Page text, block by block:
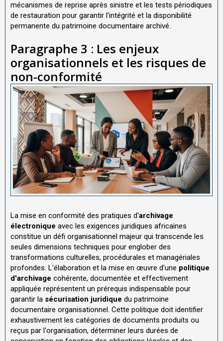
mécanismes de reprise après sinistre et les tests périodiques
de restauration pour garantir l'intégrité et la disponibilité
permanente du patrimoine documentaire archivé.
Paragraphe 3 : Les enjeux
organisationnels et les risques de
non-conformité
La mise en conformité des pratiques d'archivage
électronique avec les exigences juridiques africaines
constitue un défi organisationnel majeur qui transcende les
seules dimensions techniques pour englober des
transformations culturelles, procédurales et managériales
profondes. L'élaboration et la mise en œuvre d'une politique
d'archivage cohérente, documentée et effectivement
appliquée représentent un prérequis indispensable pour
garantir la sécurisation juridique du patrimoine
documentaire organisationnel. Cette politique doit identifier
exhaustivement les catégories de documents produits ou
reçus par l'organisation, déterminer leurs durées de